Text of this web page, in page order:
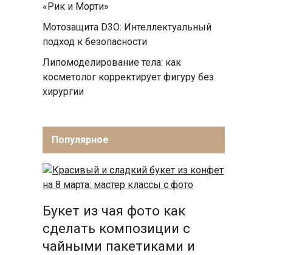
«Рик и Морти»
Мотозащита D3O: Интеллектуальный
подход к безопасности
Липомоделирование тела: как
косметолог корректирует фигуру без
хирургии
Популярное
Букет из чая фото как
сделать композиции с
чайными пакетиками и